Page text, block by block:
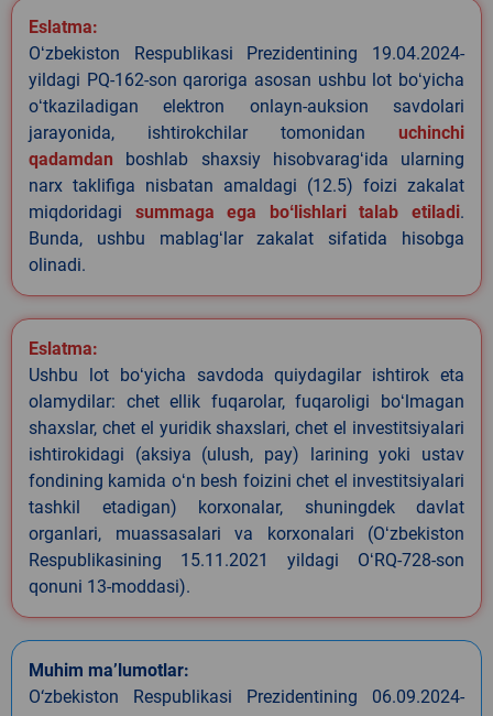
Eslatma:
Oʻzbekiston Respublikasi Prezidentining 19.04.2024-
yildagi PQ-162-son qaroriga asosan ushbu lot boʻyicha
oʻtkaziladigan elektron onlayn-auksion savdolari
jarayonida, ishtirokchilar tomonidan uchinchi
qadamdan boshlab shaxsiy hisobvaragʻida ularning
narx taklifiga nisbatan amaldagi (12.5) foizi zakalat
miqdoridagi summaga ega boʻlishlari talab etiladi.
Bunda, ushbu mablagʻlar zakalat sifatida hisobga
olinadi.
Eslatma:
Ushbu lot boʻyicha savdoda quiydagilar ishtirok eta
olamydilar: chet ellik fuqarolar, fuqaroligi boʻlmagan
shaxslar, chet el yuridik shaxslari, chet el investitsiyalari
ishtirokidagi (aksiya (ulush, pay) larining yoki ustav
fondining kamida oʻn besh foizini chet el investitsiyalari
tashkil etadigan) korxonalar, shuningdek davlat
organlari, muassasalari va korxonalari (Oʻzbekiston
Respublikasining 15.11.2021 yildagi OʻRQ-728-son
qonuni 13-moddasi).
Muhim ma’lumotlar:
O‘zbekiston Respublikasi Prezidentining 06.09.2024-